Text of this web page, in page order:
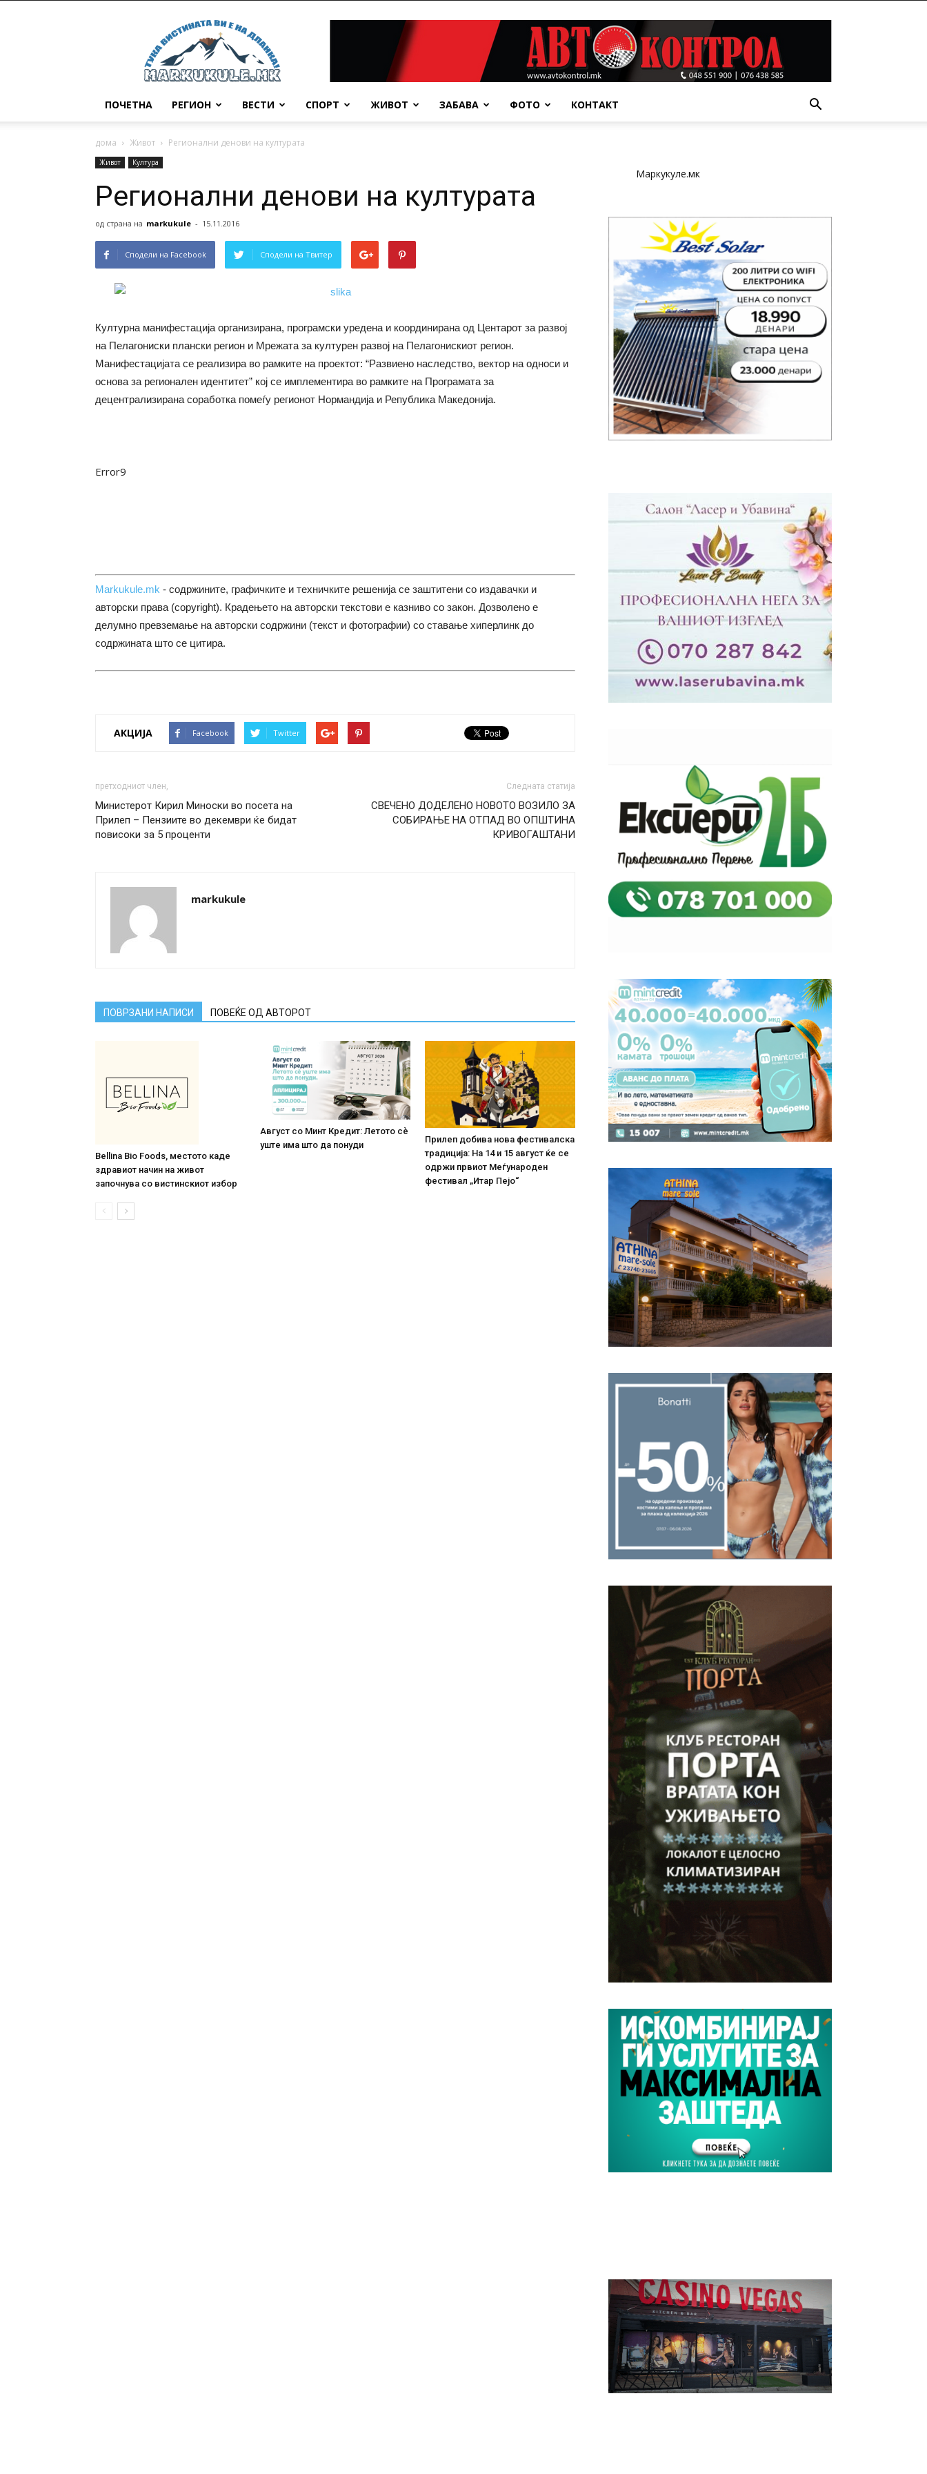
Маркукуле
ПОЧЕТНА РЕГИОН ВЕСТИ СПОРТ ЖИВОТ ЗАБАВА ФОТО КОНТАКТ
дома Живот Регионални денови на културата
Живот Култура
Регионални денови на културата
од страна на markukule - 15.11.2016
Сподели на Facebook Сподели на Твитер
Културна манифестација организирана, програмски уредена и координирана од Центарот за развој
на Пелагониски плански регион и Мрежата за културен развој на Пелагонискиот регион.
Манифестацијата се реализира во рамките на проектот: “Развиено наследство, вектор на односи и
основа за регионален идентитет” кој се имплементира во рамките на Програмата за
децентрализирана соработка помеѓу регионот Нормандија и Република Македонија.
Error9
Markukule.mk - содржините, графичките и техничките решенија се заштитени со издавачки и
авторски права (copyright). Крадењето на авторски текстови е казниво со закон. Дозволено е
делумно превземање на авторски содржини (текст и фотографии) со ставање хиперлинк до
содржината што се цитира.
АКЦИЈА Facebook Twitter
претходниот член,
Министерот Кирил Миноски во посета на
Прилеп – Пензиите во декември ќе бидат
повисоки за 5 проценти
Следната статија
СВЕЧЕНО ДОДЕЛЕНО НОВОТО ВОЗИЛО ЗА
СОБИРАЊЕ НА ОТПАД ВО ОПШТИНА
КРИВОГАШТАНИ
markukule
ПОВРЗАНИ НАПИСИ ПОВЕЌЕ ОД АВТОРОТ
Bellina Bio Foods, местото каде
здравиот начин на живот
започнува со вистинскиот избор
Август со Минт Кредит: Летото сè
уште има што да понуди
Прилеп добива нова фестивалска
традиција: На 14 и 15 август ќе се
одржи првиот Меѓународен
фестивал „Итар Пејо“
Маркукуле.мк